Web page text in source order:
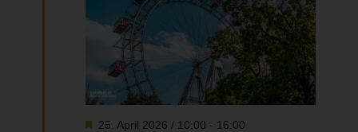
Hervorgehoben
25. April 2026 / 10:00 - 16:00